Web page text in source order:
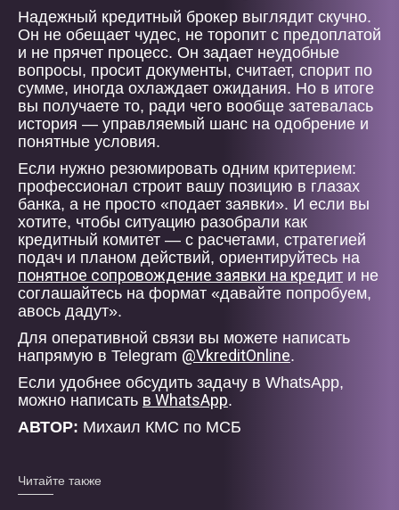
Надежный кредитный брокер выглядит скучно.
Он не обещает чудес, не торопит с предоплатой
и не прячет процесс. Он задает неудобные
вопросы, просит документы, считает, спорит по
сумме, иногда охлаждает ожидания. Но в итоге
вы получаете то, ради чего вообще затевалась
история — управляемый шанс на одобрение и
понятные условия.
Если нужно резюмировать одним критерием:
профессионал строит вашу позицию в глазах
банка, а не просто «подает заявки». И если вы
хотите, чтобы ситуацию разобрали как
кредитный комитет — с расчетами, стратегией
подач и планом действий, ориентируйтесь на
понятное сопровождение заявки на кредит и не
соглашайтесь на формат «давайте попробуем,
авось дадут».
Для оперативной связи вы можете написать
напрямую в Telegram @VkreditOnline.
Если удобнее обсудить задачу в WhatsApp,
можно написать в WhatsApp.
АВТОР: Михаил КМС по МСБ
Читайте также